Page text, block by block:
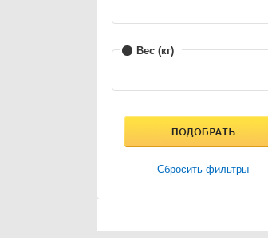
Вес (кг)
Сбросить фильтры